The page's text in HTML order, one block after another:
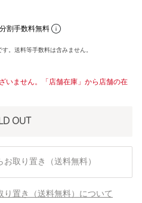
割手数料無料
。送料等手数料は含みません。
いません。「店舗在庫」から店舗の在
OUT
取り置き（送料無料）
り置き（送料無料）について